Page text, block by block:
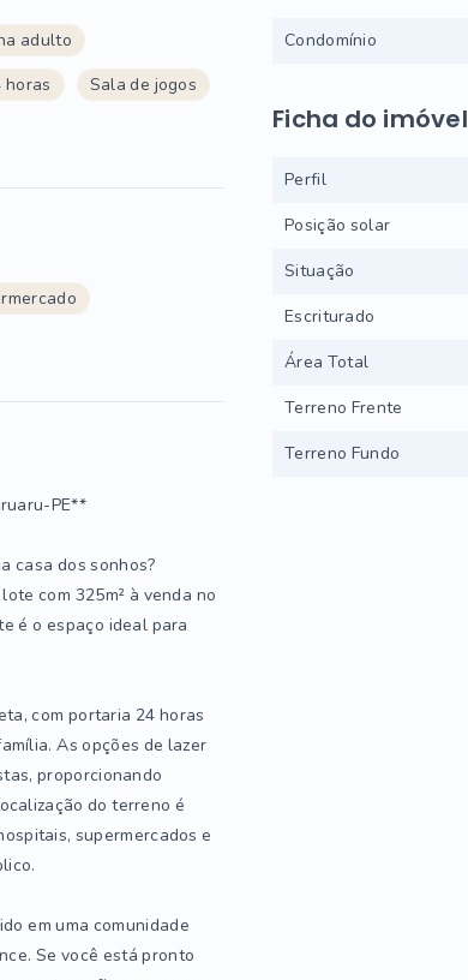
adulto
horas
Sala de jogos
PE**
casa dos sonhos?
com 325m² à venda no
é o espaço ideal para
com portaria 24 horas
As opções de lazer
proporcionando
do terreno é
supermercados e
em uma comunidade
Se você está pronto
Condomínio
Ficha do imóvel
Perfil
Posição solar
Situação
Escriturado
Área Total
Terreno Frente
Terreno Fundo